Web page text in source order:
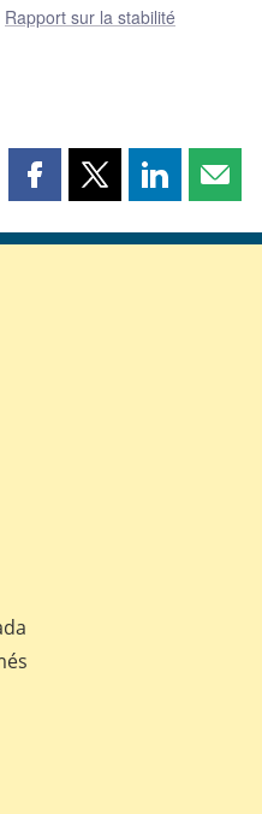
Rapport sur la stabilité
Partager
page
Partager
page
Partager
page page